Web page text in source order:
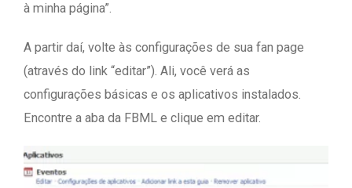
à minha página”.
A partir daí, volte às configurações de sua fan page
(através do link “editar”). Ali, você verá as
configurações básicas e os aplicativos instalados.
Encontre a aba da FBML e clique em editar.